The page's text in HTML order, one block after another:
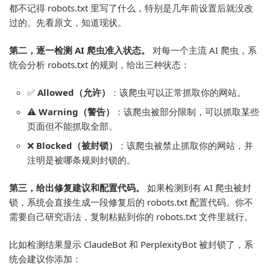
都不记得 robots.txt 里写了什么，特别是几年前设置后就没改
过的。先看原文，知道现状。
第二，逐一检测 AI 爬虫准入状态。
对每一个主流 AI 爬虫，系
统会分析 robots.txt 的规则，给出三种状态：
✅ Allowed（允许）
：该爬虫可以正常抓取你的网站。
⚠️ Warning（警告）
：该爬虫被部分限制，可以抓取某些
页面但不能抓取全部。
❌ Blocked（被封锁）
：该爬虫被禁止抓取你的网站，并
注明是被哪条规则封锁的。
第三，给出修复建议和配置代码。
如果检测到有 AI 爬虫被封
锁，系统会直接生成一段修复后的 robots.txt 配置代码。你不
需要自己研究语法，复制粘贴到你的 robots.txt 文件里就行。
比如检测结果显示 ClaudeBot 和 PerplexityBot 被封锁了，系
统会建议你添加：